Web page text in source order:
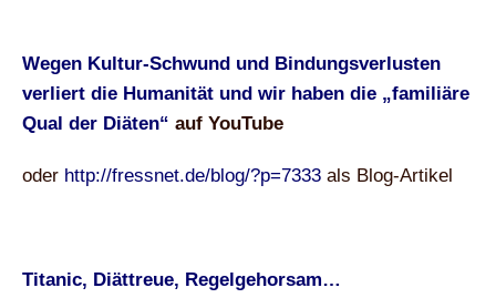
Wegen Kultur-Schwund und Bindungsverlusten
verliert die Humanität und wir haben die „familiäre
Qual der Diäten“ auf YouTube
oder http://fressnet.de/blog/?p=7333 als Blog-Artikel
Titanic, Diättreue, Regelgehorsam…